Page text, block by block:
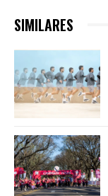
SIMILARES